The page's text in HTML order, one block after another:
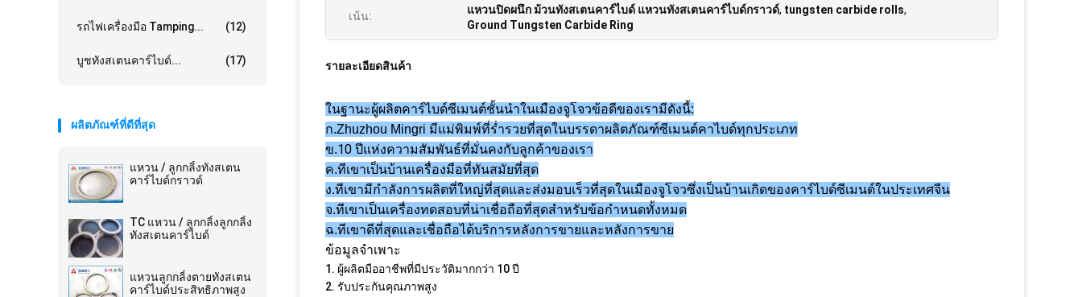
รถไฟเครื่องมือ Tamping... (12)
บูชทังสเตนคาร์ไบด์... (17)
ผลิตภัณฑ์ที่ดีที่สุด
แหวน / ลูกกลิ้งทังสเตน
คาร์ไบด์กราวด์
TC แหวน / ลูกกลิ้งลูกกลิ้ง
ทังสเตนคาร์ไบด์
แหวนลูกกลิ้งตายทังสเตน
คาร์ไบด์ประสิทธิภาพสูง
เน้น: แหวนปิดผนึก ม้วนทังสเตนคาร์ไบด์ แหวนทังสเตนคาร์ไบด์กราวด์, tungsten carbide rolls,
Ground Tungsten Carbide Ring
รายละเอียดสินค้า
ในฐานะผู้ผลิตคาร์ไบด์ซีเมนต์ชั้นนำในเมืองจูโจวข้อดีของเรามีดังนี้:
ก.Zhuzhou Mingri มีแม่พิมพ์ที่ร่ำรวยที่สุดในบรรดาผลิตภัณฑ์ซีเมนต์คาไบด์ทุกประเภท
ข.10 ปีแห่งความสัมพันธ์ที่มั่นคงกับลูกค้าของเรา
ค.ทีเขาเป็นบ้านเครื่องมือที่ทันสมัยที่สุด
ง.ทีเขามีกำลังการผลิตที่ใหญ่ที่สุดและส่งมอบเร็วที่สุดในเมืองจูโจวซึ่งเป็นบ้านเกิดของคาร์ไบด์ซีเมนต์ในประเทศจีน
จ.ทีเขาเป็นเครื่องทดสอบที่น่าเชื่อถือที่สุดสำหรับข้อกำหนดทั้งหมด
ฉ.ทีเขาดีที่สุดและเชื่อถือได้บริการหลังการขายและหลังการขาย
ข้อมูลจำเพาะ
1. ผู้ผลิตมืออาชีพที่มีประวัติมากกว่า 10 ปี
2. รับประกันคุณภาพสูง